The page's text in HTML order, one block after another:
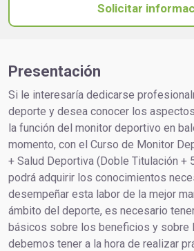
Solicitar
Presentación
Si le interesaría dedicarse
deporte y desea conocer los
la función del monitor deportivo en
momento, con el Curso de Monitor
+ Salud Deportiva (Doble Titulación +
podrá adquirir los conocimientos
desempeñar esta labor de la mejor
ámbito del deporte, es necesario
básicos sobre los beneficios y sobre
debemos tener a la hora de realizar